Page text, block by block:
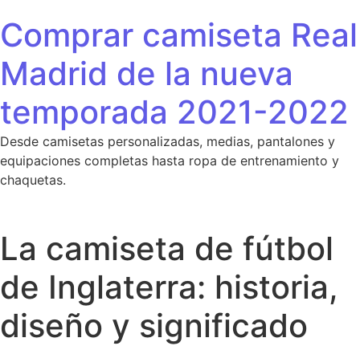
Comprar camiseta Real
Madrid de la nueva
temporada 2021-2022
Desde camisetas personalizadas, medias, pantalones y
equipaciones completas hasta ropa de entrenamiento y
chaquetas.
La camiseta de fútbol
de Inglaterra: historia,
diseño y significado